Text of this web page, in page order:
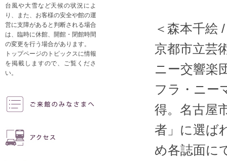
＜森本千絵
京都市立芸
ニー交響楽
フラ・ニー
得。名古屋
者」に選ば
め各誌面に
台風や大雪など天候の状況によ
り、また、お客様の安全や館の運
営に支障があると判断される場合
は、臨時に休館、開館・閉館時間
の変更を行う場合があります。
トップページのトピックスに情報
を掲載しますので、ご覧くださ
い。